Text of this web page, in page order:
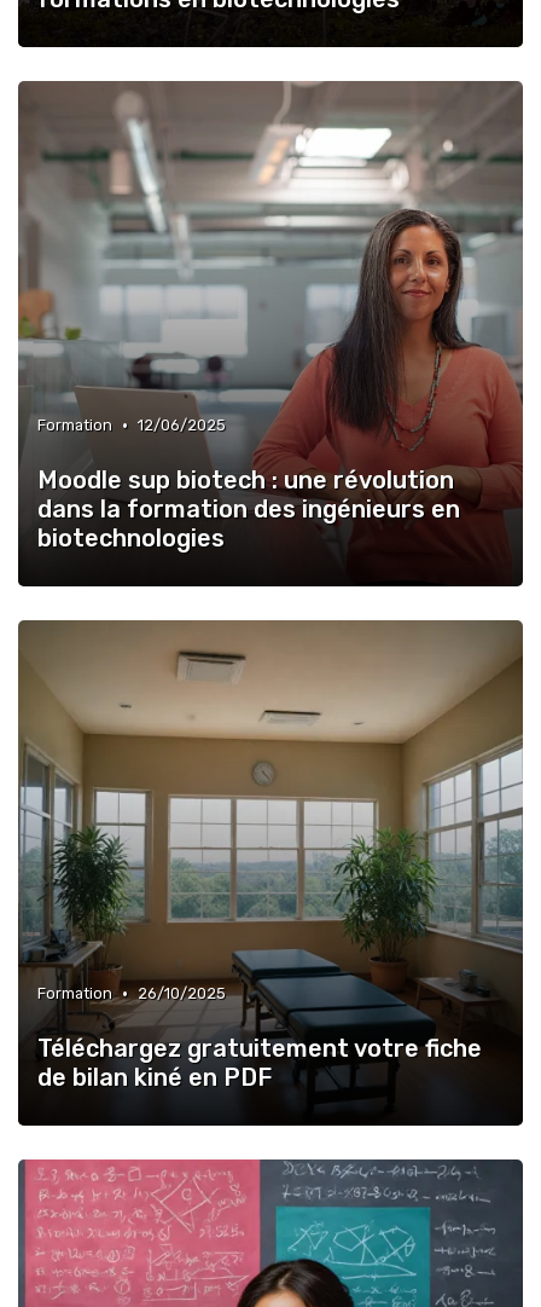
Formation • 12/06/2025
Moodle sup biotech : une révolution
dans la formation des ingénieurs en
biotechnologies
Formation • 26/10/2025
Téléchargez gratuitement votre fiche
de bilan kiné en PDF